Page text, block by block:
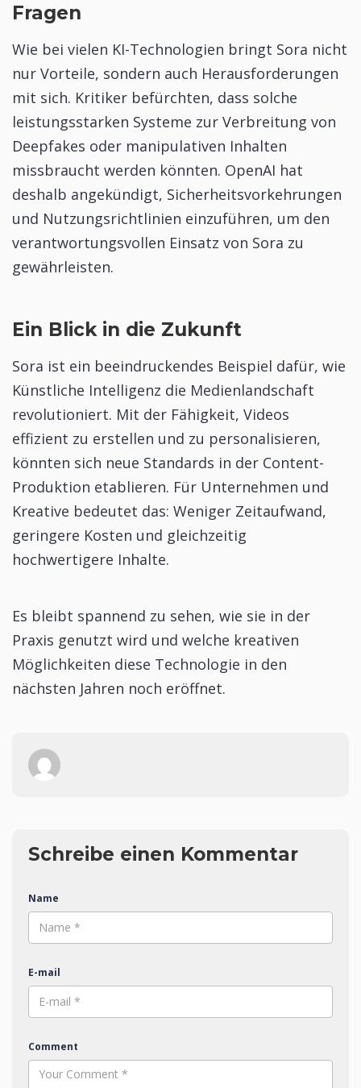
Fragen
Wie bei vielen KI-Technologien bringt Sora nicht
nur Vorteile, sondern auch Herausforderungen
mit sich. Kritiker befürchten, dass solche
leistungsstarken Systeme zur Verbreitung von
Deepfakes oder manipulativen Inhalten
missbraucht werden könnten. OpenAI hat
deshalb angekündigt, Sicherheitsvorkehrungen
und Nutzungsrichtlinien einzuführen, um den
verantwortungsvollen Einsatz von Sora zu
gewährleisten.
Ein Blick in die Zukunft
Sora ist ein beeindruckendes Beispiel dafür, wie
Künstliche Intelligenz die Medienlandschaft
revolutioniert. Mit der Fähigkeit, Videos
effizient zu erstellen und zu personalisieren,
könnten sich neue Standards in der Content-
Produktion etablieren. Für Unternehmen und
Kreative bedeutet das: Weniger Zeitaufwand,
geringere Kosten und gleichzeitig
hochwertigere Inhalte.
Es bleibt spannend zu sehen, wie sie in der
Praxis genutzt wird und welche kreativen
Möglichkeiten diese Technologie in den
nächsten Jahren noch eröffnet.
Schreibe einen Kommentar
Name
E-mail
Comment